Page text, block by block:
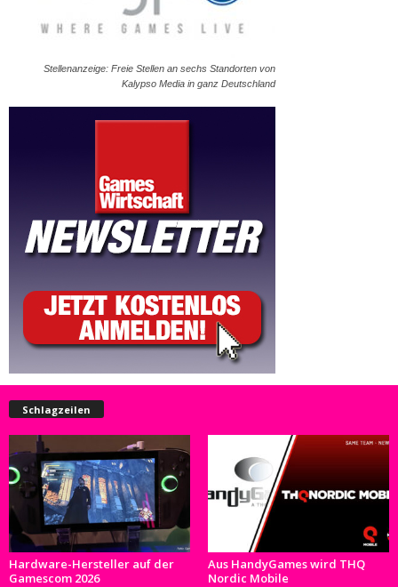
Stellenanzeige: Freie Stellen an sechs Standorten von
Kalypso Media in ganz Deutschland
Schlagzeilen
Hardware-Hersteller auf der
Gamescom 2026
Aus HandyGames wird THQ
Nordic Mobile